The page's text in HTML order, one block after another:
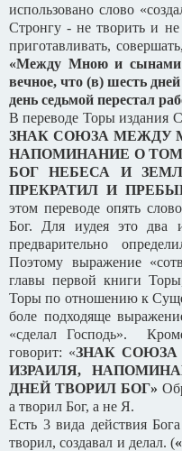
использовано слово
Стронгу - не творить и не
приготавливать,
«Между Мною и сынами
вечное, что (в) шесть
день седьмой перестал
В переводе Торы издания
ЗНАК СОЮЗА МЕЖДУ
НАПОМИНАНИЕ О
БОГ НЕБЕСА И
ПРЕКРАТИЛ И
этом переводе опять
Бог. Для иудея это два
предварительно
Поэтому выражение
главы первой книги
Торы по отношению к
боле подходяще
«сделал Господь».
говорит: «ЗНАК
ИЗРАИЛЯ,
ДНЕЙ ТВОРИЛ БОГ»
а творил Бог, а не Я.
Есть 3 вида действия
творил, создавал и делал. (